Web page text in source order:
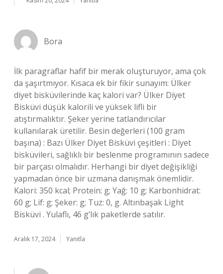
Bora
İlk paragraflar hafif bir merak oluşturuyor, ama çok
da şaşırtmıyor. Kısaca ek bir fikir sunayım: Ülker
diyet bisküvilerinde kaç kalori var? Ülker Diyet
Bisküvi düşük kalorili ve yüksek lifli bir
atıştırmalıktır. Şeker yerine tatlandırıcılar
kullanılarak üretilir. Besin değerleri (100 gram
başına) : Bazı Ülker Diyet Bisküvi çeşitleri : Diyet
bisküvileri, sağlıklı bir beslenme programının sadece
bir parçası olmalıdır. Herhangi bir diyet değişikliği
yapmadan önce bir uzmana danışmak önemlidir.
Kalori: 350 kcal; Protein: g; Yağ: 10 g; Karbonhidrat:
60 g; Lif: g; Şeker: g; Tuz: 0, g. Altınbaşak Light
Bisküvi . Yulaflı, 46 g’lık paketlerde satılır.
Aralık 17, 2024 Yanıtla